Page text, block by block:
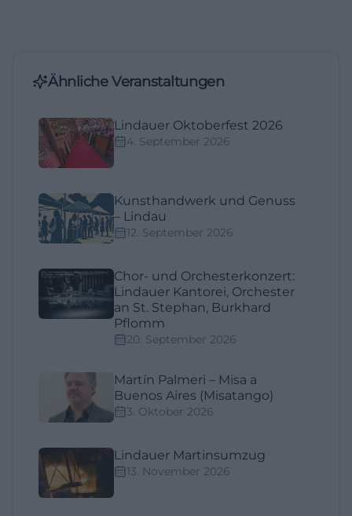
Ähnliche Veranstaltungen
Lindauer Oktoberfest 2026
4. September 2026
Kunsthandwerk und Genuss
– Lindau
12. September 2026
Chor- und Orchesterkonzert:
Lindauer Kantorei, Orchester
an St. Stephan, Burkhard
Pflomm
20. September 2026
Martín Palmeri – Misa a
Buenos Aires (Misatango)
3. Oktober 2026
Lindauer Martinsumzug
13. November 2026